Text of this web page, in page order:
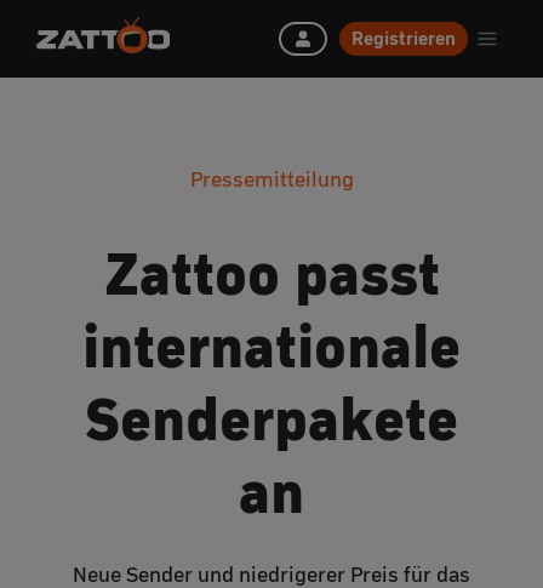
Registrieren
Pressemitteilung
Zattoo passt
internationale
Senderpakete
an
Neue Sender und niedrigerer Preis für das